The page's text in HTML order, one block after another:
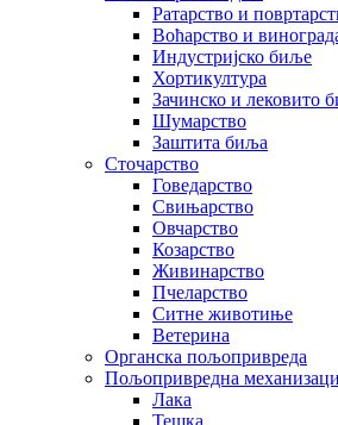
Ратарство и
Воћарство и
Индустријско биље
Хортикултура
Зачинско и лековито
Шумарство
Заштита биља
Сточарство
Говедарство
Свињарство
Овчарство
Козарство
Живинарство
Пчеларство
Ситне животиње
Ветерина
Органска пољопривреда
Пољопривредна
Лака
Тешка